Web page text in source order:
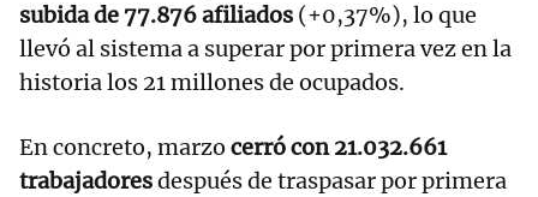
subida de 77.876 afiliados (+0,37%), lo que
llevó al sistema a superar por primera vez en la
historia los 21 millones de ocupados.
En concreto, marzo cerró con 21.032.661
trabajadoresdespués de traspasar por primera